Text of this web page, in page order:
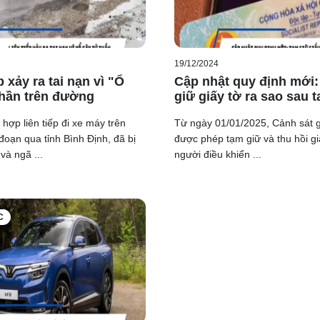
kiểm lần đầu là 24 tháng. Sau chu kỳ này, ô tô tải, ô tô
có chu kỳ kiểm định 12 tháng, trong khi những xe có thời
tiên là 12 tháng và các chu kỳ sau sẽ là 6 tháng một lần.
kiểm lần đầu là 18 tháng, sau đó các chu kỳ tiếp theo là
kiểm lần đầu là 12 tháng, các chu kỳ tiếp theo sẽ là 6
tháng, sau đó sẽ phải đăng kiểm mỗi 12 tháng một lần.
xảy ra tai nạn vì "Ổ
trên đường
liên tiếp đi xe máy trên
qua tỉnh Bình Định, đã bị
ngã ...
19/12/2024
Cập nhật quy định mới:
giữ giấy tờ ra sao sau
Từ ngày 01/01/2025, Cảnh sát
được phép tạm giữ và thu hồi
người điều khiển ...